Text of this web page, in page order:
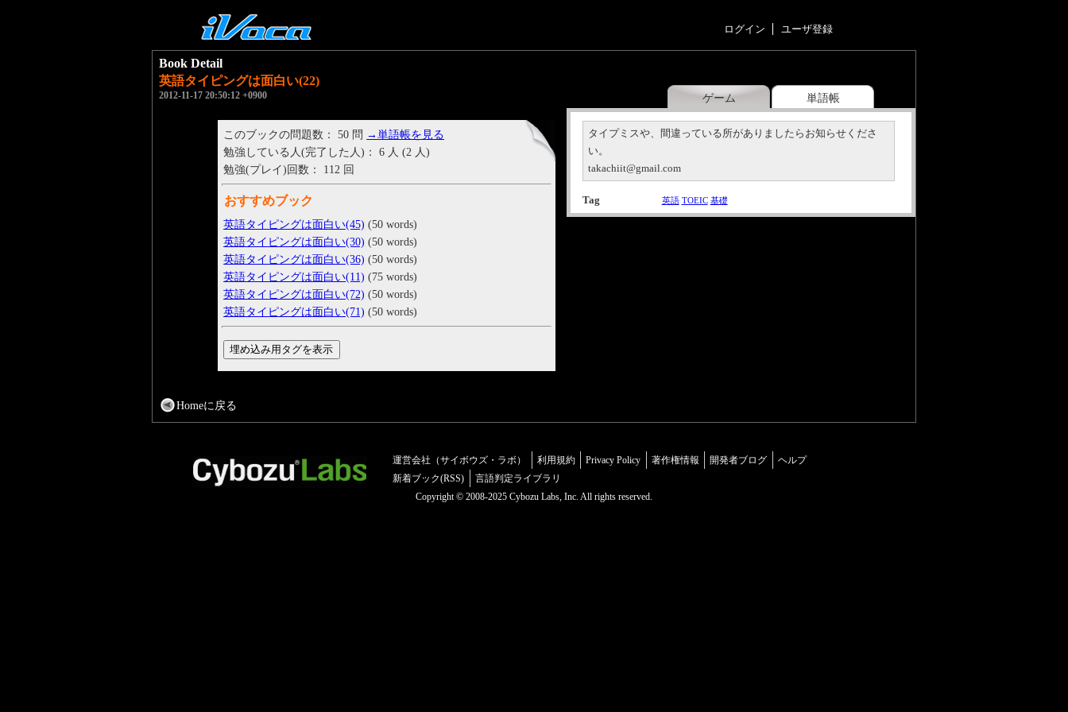
ログイン ユーザ登録
ゲーム 単語帳
Book Detail
英語タイピングは面白い(22)
2012-11-17 20:50:12 +0900
タイプミスや、間違っている所がありましたらお知らせくださ
い。
takachiit@gmail.com
Tag 英語 TOEIC 基礎
このブックの問題数： 50 問 →単語帳を見る
勉強している人(完了した人)： 6 人 (2 人)
勉強(プレイ)回数： 112 回
おすすめブック
英語タイピングは面白い(45) (50 words)
英語タイピングは面白い(30) (50 words)
英語タイピングは面白い(36) (50 words)
英語タイピングは面白い(11) (75 words)
英語タイピングは面白い(72) (50 words)
英語タイピングは面白い(71) (50 words)
Homeに戻る
運営会社（サイボウズ・ラボ） 利用規約 Privacy Policy 著作権情報 開発者ブログ
ヘルプ
新着ブック(RSS)
言語判定ライブラリ
Copyright © 2008-2025 Cybozu Labs, Inc. All rights reserved.